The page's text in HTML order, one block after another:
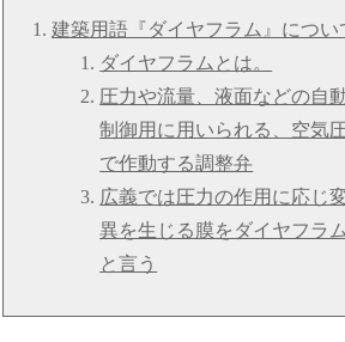
建築用語『ダイヤフラム』につい
ダイヤフラムとは。
圧力や流量、液面などの自
制御用に用いられる、空気
で作動する調整弁
広義では圧力の作用に応じ
異を生じる膜をダイヤフラ
と言う